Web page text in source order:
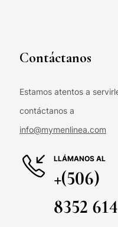
Contáctanos
Estamos atentos a
contáctanos a
info@mymenlinea.com
LLÁMANOS AL
+(506)
8352